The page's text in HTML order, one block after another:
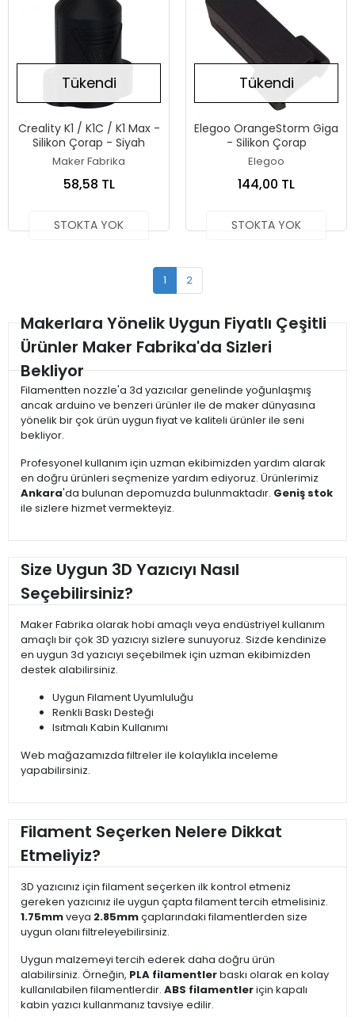
Tükendi
Creality K1 / K1C / K1 Max -
Silikon Çorap - Siyah
Maker Fabrika
58,58 TL
STOKTA YOK
Tükendi
Elegoo OrangeStorm Giga
- Silikon Çorap
Elegoo
144,00 TL
STOKTA YOK
1 2
Makerlara Yönelik Uygun Fiyatlı Çeşitli
Ürünler Maker Fabrika'da Sizleri
Bekliyor
Filamentten nozzle'a 3d yazıcılar genelinde yoğunlaşmış
ancak arduino ve benzeri ürünler ile de maker dünyasına
yönelik bir çok ürün uygun fiyat ve kaliteli ürünler ile seni
bekliyor.
Profesyonel kullanım için uzman ekibimizden yardım alarak
en doğru ürünleri seçmenize yardım ediyoruz. Ürünlerimiz
Ankara'da bulunan depomuzda bulunmaktadır. Geniş stok
ile sizlere hizmet vermekteyiz.
Size Uygun 3D Yazıcıyı Nasıl
Seçebilirsiniz?
Maker Fabrika olarak hobi amaçlı veya endüstriyel kullanım
amaçlı bir çok 3D yazıcıyı sizlere sunuyoruz. Sizde kendinize
en uygun 3d yazıcıyı seçebilmek için uzman ekibimizden
destek alabilirsiniz.
Uygun Filament Uyumluluğu
Renkli Baskı Desteği
Isıtmalı Kabin Kullanımı
Web mağazamızda filtreler ile kolaylıkla inceleme
yapabilirsiniz.
Filament Seçerken Nelere Dikkat
Etmeliyiz?
3D yazıcınız için filament seçerken ilk kontrol etmeniz
gereken yazıcınız ile uygun çapta filament tercih etmelisiniz.
1.75mmveya 2.85mmçaplarındaki filamentlerden size
uygun olanı filtreleyebilirsiniz.
Uygun malzemeyi tercih ederek daha doğru ürün
alabilirsiniz. Örneğin, PLA filamentlerbaskı olarak en kolay
kullanılabilen filamentlerdir. ABS filamentleriçin kapalı
kabin yazıcı kullanmanız tavsiye edilir.